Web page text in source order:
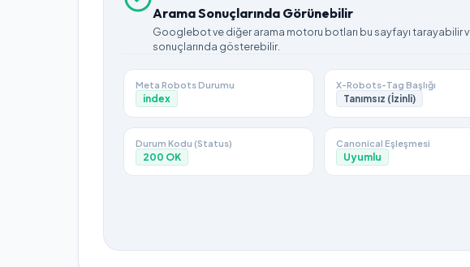
Arama Sonuçlarında Görünebilir
Googlebot ve diğer arama motoru botları bu sayfayı tarayabilir
sonuçlarında gösterebilir.
Meta Robots Durumu
index
X-Robots-Tag Başlığı
Tanımsız (İzinli)
Durum Kodu (Status)
200 OK
Canonical Eşleşmesi
Uyumlu